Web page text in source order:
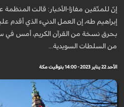
إنّ للمتّقين مفازا-الأخبار: قالت
إبراهيم طه، إن العمل الدنيء الذي أقدم
بحرق نسخة من القرآن الكريم، أمس في
من السلطات السويدية...
الأحد 22 يناير 2023 - 14:00 بتوقيت مكة